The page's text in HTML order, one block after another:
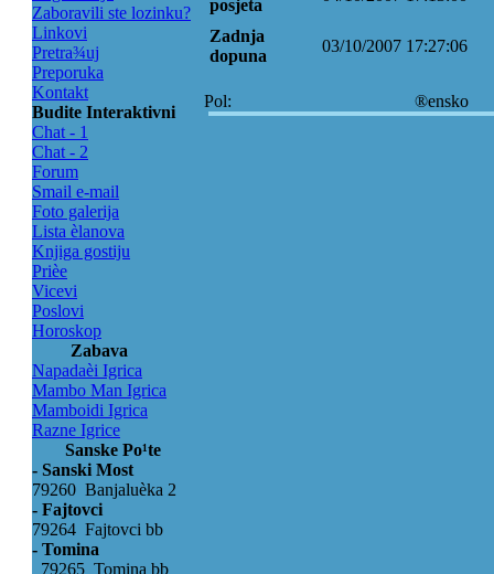
Zaboravili ste lozinku?
Linkovi
Pretra¾uj
Preporuka
Kontakt
Budite Interaktivni
Chat - 1
Chat - 2
Forum
Smail e-mail
Foto galerija
Lista èlanova
Knjiga gostiju
Prièe
Vicevi
Poslovi
Horoskop
Zabava
Napadaèi Igrica
Mambo Man Igrica
Mamboidi Igrica
Razne Igrice
Sanske Po¹te
- Sanski Most
79260 Banjaluèka 2
- Fajtovci
79264 Fajtovci bb
- Tomina
79265 Tomina bb
posjeta
Zadnja
dopuna
03/10/2007 17:27:06
Pol: ®ensko